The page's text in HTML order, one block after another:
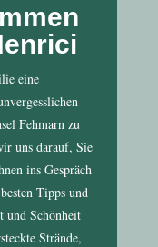
eine
Fehmarn zu
uns darauf, Sie
ins Gespräch
Tipps und
und Schönheit
Strände,